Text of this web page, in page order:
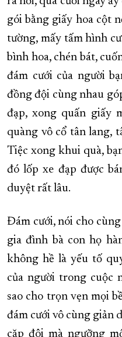
gói bằng giấy hoa cột
tường, mấy tấm hình
bình hoa, chén bát,
đám cưới của người
đồng đội cùng nhau
đạp, xong quấn giấy
quàng vô cổ tân lang,
Tiệc xong khui quà,
đó lốp xe đạp được
duyệt rất lâu.
Đám cưới, nói cho
gia đình bà con họ
không hề là yếu tố
của người trong cuộc
sao cho trọn vẹn mọi
đám cưới vô cùng giản
cặp đôi mà ngưỡng